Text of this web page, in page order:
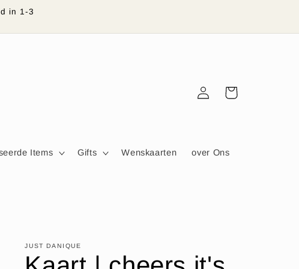
in 1-3
Items Gifts Wenskaarten over Ons
InloggenWinkelwagen
JUST DANIQUE